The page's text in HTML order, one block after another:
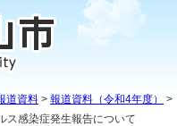
道資料 > 報道資料（令和4年度）
>
ス感染症発生報告について